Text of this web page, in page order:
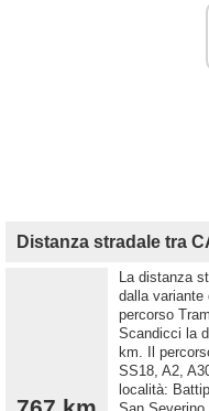
Distanza stradale tra
La distanza
dalla variante
percorso
Scandicci la
km. Il
SS18, A2,
località: